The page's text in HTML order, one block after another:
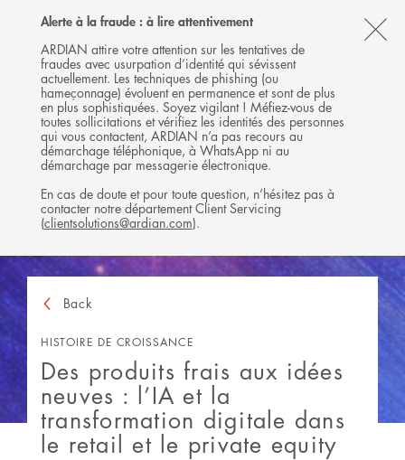
Alerte à la fraude : à lire attentivement
ARDIAN attire votre attention sur les tentatives de
fraudes avec usurpation d’identité qui sévissent
actuellement. Les techniques de phishing (ou
hameçonnage) évoluent en permanence et sont de plus
en plus sophistiquées. Soyez vigilant ! Méfiez-vous de
toutes sollicitations et vérifiez les identités des personnes
qui vous contactent, ARDIAN n’a pas recours au
démarchage téléphonique, à WhatsApp ni au
démarchage par messagerie électronique.
En cas de doute et pour toute question, n’hésitez pas à
contacter notre département Client Servicing
(clientsolutions@ardian.com).
Follow
Ardian
on
X
Follow
Ardian
on
LinkedIn
Follow
Ardian
on
YouTube
Ardian
on
Jobs
on
LinkedIn
MENU
Back
HISTOIRE DE CROISSANCE
Des produits frais aux idées
neuves : l’IA et la
transformation digitale dans
le retail et le private equity